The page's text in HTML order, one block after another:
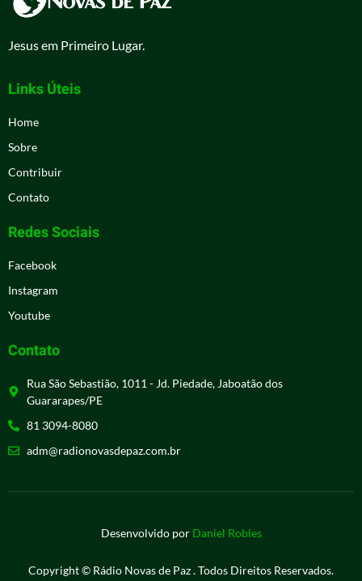
Jesus em Primeiro Lugar.
Links Úteis
Home
Sobre
Contribuir
Contato
Redes Sociais
Facebook
Instagram
Youtube
Contato
Rua São Sebastião, 1011 - Jd. Piedade, Jaboatão dos
Guararapes/PE
81 3094-8080
adm@radionovasdepaz.com.br
Desenvolvido por Daniel Robles
Copyright © Rádio Novas de Paz . Todos Direitos Reservados.